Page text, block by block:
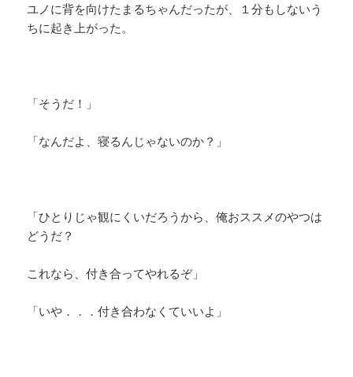
ユノに背を向けたまるちゃんだったが、１分もしないう
ちに起き上がった。
「そうだ！」
「なんだよ、寝るんじゃないのか？」
「ひとりじゃ観にくいだろうから、俺おススメのやつは
どうだ？
これなら、付き合ってやれるぞ」
「いや．．．付き合わなくていいよ」